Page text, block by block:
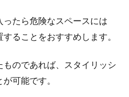
たら危険なスペースには
ることをおすすめします。
のであれば、スタイリッシ
可能です。